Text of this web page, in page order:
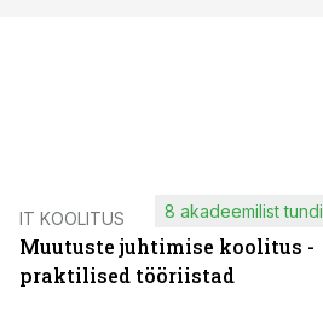
IT KOOLITUS
Muutuste juhtimise koolitus -
praktilised tööriistad
8 akadeemilist tundi